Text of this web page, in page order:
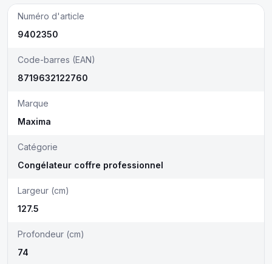
Numéro d'article
9402350
Code-barres (EAN)
8719632122760
Marque
Maxima
Catégorie
Congélateur coffre professionnel
Largeur (cm)
127.5
Profondeur (cm)
74